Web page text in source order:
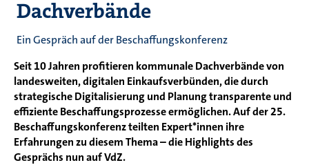
Dachverbände
Ein Gespräch auf der Beschaffungskonferenz
Seit 10 Jahren profitieren kommunale Dachverbände von
landesweiten, digitalen Einkaufsverbünden, die durch
strategische Digitalisierung und Planung transparente und
effiziente Beschaffungsprozesse ermöglichen. Auf der 25.
Beschaffungskonferenz teilten Expert*innen ihre
Erfahrungen zu diesem Thema – die Highlights des
Gesprächs nun auf VdZ.